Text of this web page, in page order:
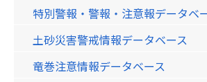
特別警報・警報・注意報データベ
土砂災害警戒情報データベース
竜巻注意情報データベース